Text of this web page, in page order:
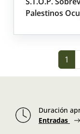
Palestinos
1
Duración
Entradas